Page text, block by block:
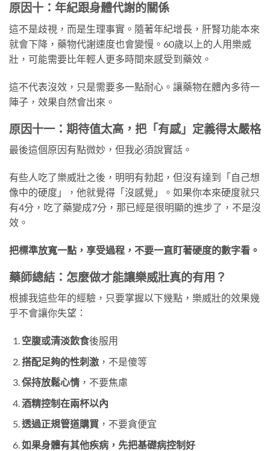
原因十：年紀跟身體代謝的關係
這不是歧視，而是生理事實。隨著年紀增長，肝腎功能本來
就會下降，藥物代謝速度也會變慢。60歲以上的人用樂威
壯，可能需要比年輕人更多時間來感受到藥效。
這不代表沒效，只是需要多一點耐心。讓藥物在體內多待一
陣子，效果自然會出來。
原因十一：期待值太高，把「有感」定義得太嚴格
最後這個原因有點微妙，但我必須說實話。
有些人吃了樂威壯之後，明明有勃起，但沒有達到「自己想
像中的硬度」，他就覺得「沒感覺」。如果你本來硬度就只
有4分，吃了藥變成7分，那已經是很明顯的進步了，不是沒
效。
把標準放寬一點，享受過程，不要一直盯著硬度的數字看。
藥師總結：怎麼做才能讓樂威壯真的有用？
根據我這些年的經驗，只要掌握以下幾點，樂威壯的效果幾
乎不會讓你失望：
空腹或清淡飲食後服用
搭配足夠的性刺激，不是傻等
保持放鬆心情，不要焦慮
酒精控制在兩杯以內
透過正規管道購買 ，不要貪便宜
如果身體有其他疾病，先把基礎病控制好